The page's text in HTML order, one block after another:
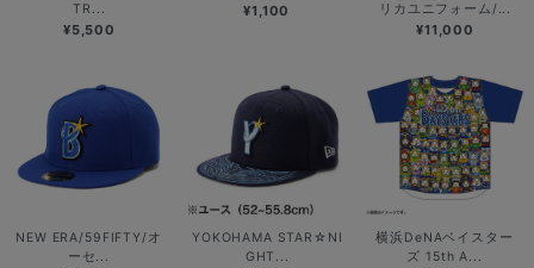
TR...
¥5,500
¥1,100
リカユニフォーム/...
¥11,000
NEW ERA/59FIFTY/オ
ーセ...
YOKOHAMA STAR☆NI
GHT...
横浜DeNAベイスター
ズ 15th A...